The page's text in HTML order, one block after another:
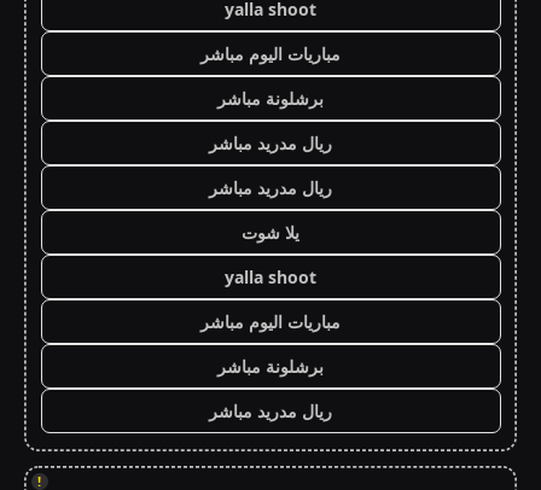
yalla shoot
مباريات اليوم مباشر
برشلونة مباشر
ريال مدريد مباشر
ريال مدريد مباشر
يلا شوت
yalla shoot
مباريات اليوم مباشر
برشلونة مباشر
ريال مدريد مباشر
!